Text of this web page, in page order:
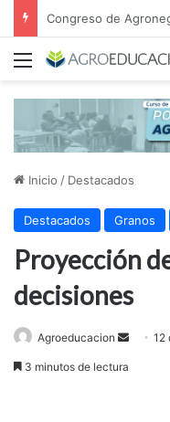
Menú
Inicio / Destacados
Destacados Granos
Proyección
decisiones
Agroeducacion
Send12
3 minutos de lectura